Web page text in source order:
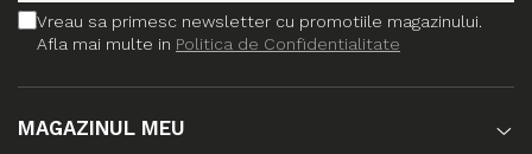
Vreau sa primesc newsletter cu promotiile magazinului.
Afla mai multe in Politica de Confidentialitate
MAGAZINUL MEU